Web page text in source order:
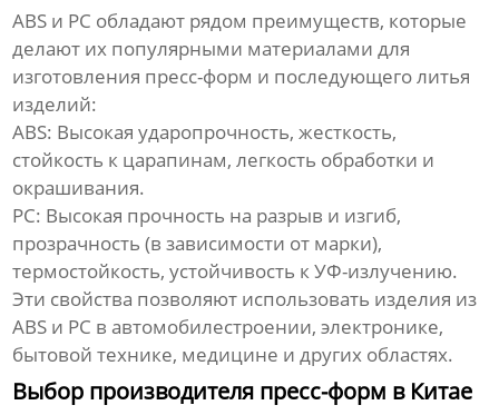
ABS и PC обладают рядом преимуществ, которые
делают их популярными материалами для
изготовления пресс-форм и последующего литья
изделий:
ABS: Высокая ударопрочность, жесткость,
стойкость к царапинам, легкость обработки и
окрашивания.
PC: Высокая прочность на разрыв и изгиб,
прозрачность (в зависимости от марки),
термостойкость, устойчивость к УФ-излучению.
Эти свойства позволяют использовать изделия из
ABS и PC в автомобилестроении, электронике,
бытовой технике, медицине и других областях.
Выбор производителя пресс-форм в Китае